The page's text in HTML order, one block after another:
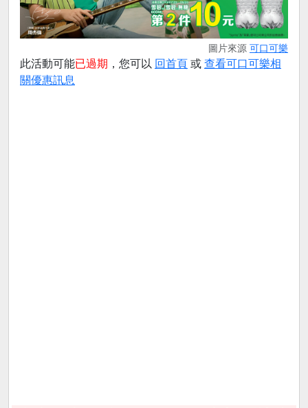
圖片來源 可口可樂
此活動可能已過期 ，您可以 回首頁 或 查看可口可樂相
關優惠訊息